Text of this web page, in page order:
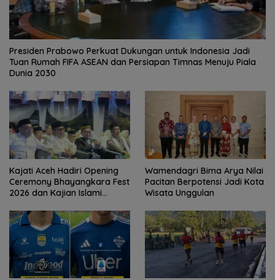
Presiden Prabowo Perkuat Dukungan untuk Indonesia Jadi
Tuan Rumah FIFA ASEAN dan Persiapan Timnas Menuju Piala
Dunia 2030
Kajati Aceh Hadiri Opening
Ceremony Bhayangkara Fest
2026 dan Kajian Islami
Adi Hidayat
Wamendagri Bima Arya Nilai
Pacitan Berpotensi Jadi Kota
Wisata Unggulan